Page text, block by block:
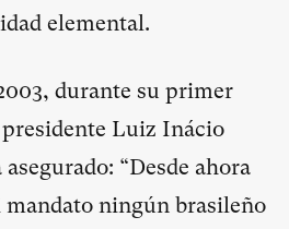
elemental.
durante su primer
Luiz Inácio
“Desde ahora
ningún brasileño